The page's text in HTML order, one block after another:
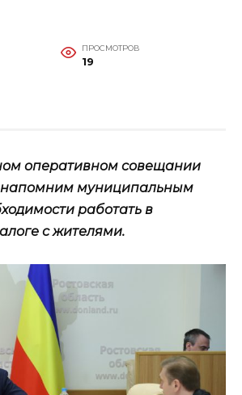
ПРОСМОТРОВ
19
оперативном совещании
напомним муниципальным
работать в
с жителями.